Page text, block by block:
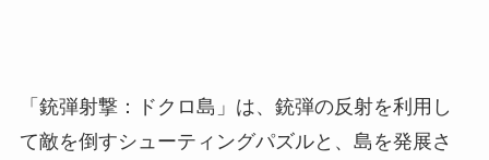
「銃弾射撃：ドクロ島」は、銃弾の反射を利用し
て敵を倒すシューティングパズルと、島を発展さ